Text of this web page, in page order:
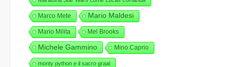
Marco Mete Mario Maldesi
Mario Milita Mel Brooks
Michele Gammino Mino Caprio
monty python e il sacro graal